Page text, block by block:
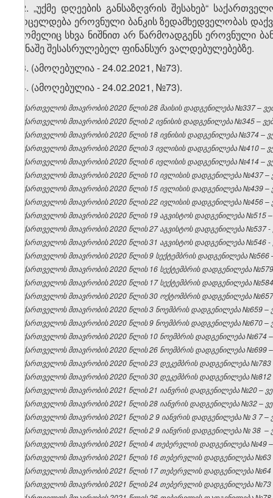
12. „უქმე დღეების განსაზღვრის შესახებ“
ვრცელდება ეროვნული ბანკის ზედამხედველობას
რომელიც სხვა ნიშნით არ წარმოადგენს ეროვნული
წინაშე შესასრულებელ ფინანსურ ვალდებულებებზე.
13. (ამოღებულია - 24.02.2021, №73).
14. (ამოღებულია - 24.02.2021, №73).
საქართველოს მთავრობის 2020 წლის 28 მაისის დადგენილება №337 –
საქართველოს მთავრობის 2020 წლის 2 ივნისის დადგენილება №345 –
საქართველოს მთავრობის 2020 წლის 18 ივნისის დადგენილება №374 –
საქართველოს მთავრობის 2020 წლის 3 ივლისის დადგენილება №410 –
საქართველოს მთავრობის 2020 წლის 6 ივლისის დადგენილება №414 –
საქართველოს მთავრობის 2020 წლის 10 ივლისის დადგენილება №437 –
საქართველოს მთავრობის 2020 წლის 15 ივლისის დადგენილება №439 –
საქართველოს მთავრობის 2020 წლის 22 ივლისის დადგენილება №456 –
საქართველოს მთავრობის 2020 წლის 19 აგვისტოს დადგენილება №515
საქართველოს მთავრობის 2020 წლის 27 აგვისტოს დადგენილება №537 -
საქართველოს მთავრობის 2020 წლის 31 აგვისტოს დადგენილება №546 -
საქართველოს მთავრობის 2020 წლის 9 სექტემბრის დადგენილება №566
საქართველოს მთავრობის 2020 წლის 16 სექტემბრის დადგენილება
საქართველოს მთავრობის 2020 წლის 17 სექტემბრის დადგენილება
საქართველოს მთავრობის 2020 წლის 30 ოქტომბრის დადგენილება
საქართველოს მთავრობის 2020 წლის 3 ნოემბრის დადგენილება №659 –
საქართველოს მთავრობის 2020 წლის 9 ნოემბრის დადგენილება №670 –
საქართველოს მთავრობის 2020 წლის 10 ნოემბრის დადგენილება №674
საქართველოს მთავრობის 2020 წლის 26 ნოემბრის დადგენილება №699
საქართველოს მთავრობის 2020 წლის 23 დეკემბრის დადგენილება №783
საქართველოს მთავრობის 2020 წლის 30 დეკემბრის დადგენილება №812
საქართველოს მთავრობის 2021 წლის 21 იანვრის დადგენილება №20 –
საქართველოს მთავრობის 2021 წლის 28 იანვრის დადგენილება №32 –
საქართველოს მთავრობის2021 წლის 29 იანვრის დადგენილება№3 7 –
საქართველოს მთავრობის2021 წლის 29 იანვრის დადგენილება№38 –
საქართველოს მთავრობის 2021 წლის 4 თებერვლის დადგენილება №49 –
საქართველოს მთავრობის 2021 წლის 16 თებერვლის დადგენილება №63
საქართველოს მთავრობის 2021 წლის 17 თებერვლის დადგენილება №64
საქართველოს მთავრობის 2021 წლის 24 თებერვლის დადგენილება №73